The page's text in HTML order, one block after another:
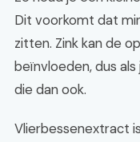
Dit voorkomt dat
zitten. Zink kan de
beïnvloeden, dus
die dan ook.
Vlierbessenextract